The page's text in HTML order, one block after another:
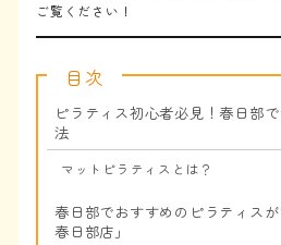
ご覧ください！
目次
ピラティス初心者必見！春日部
法
マットピラティスとは？
春日部でおすすめのピラティス
春日部店」